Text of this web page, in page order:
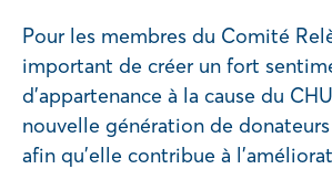
Pour les membres du Comité
important de créer un fort
d’appartenance à la cause du
nouvelle génération de
afin qu’elle contribue à